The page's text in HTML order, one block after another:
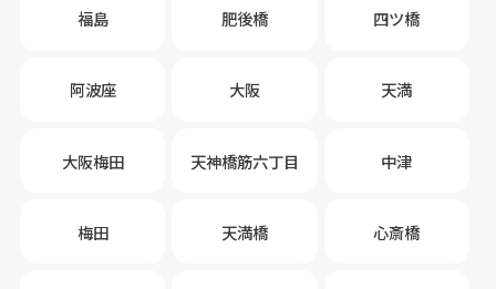
福島 肥後橋 四ツ橋
阿波座 大阪 天満
大阪梅田 天神橋筋六丁目 中津
梅田 天満橋 心斎橋